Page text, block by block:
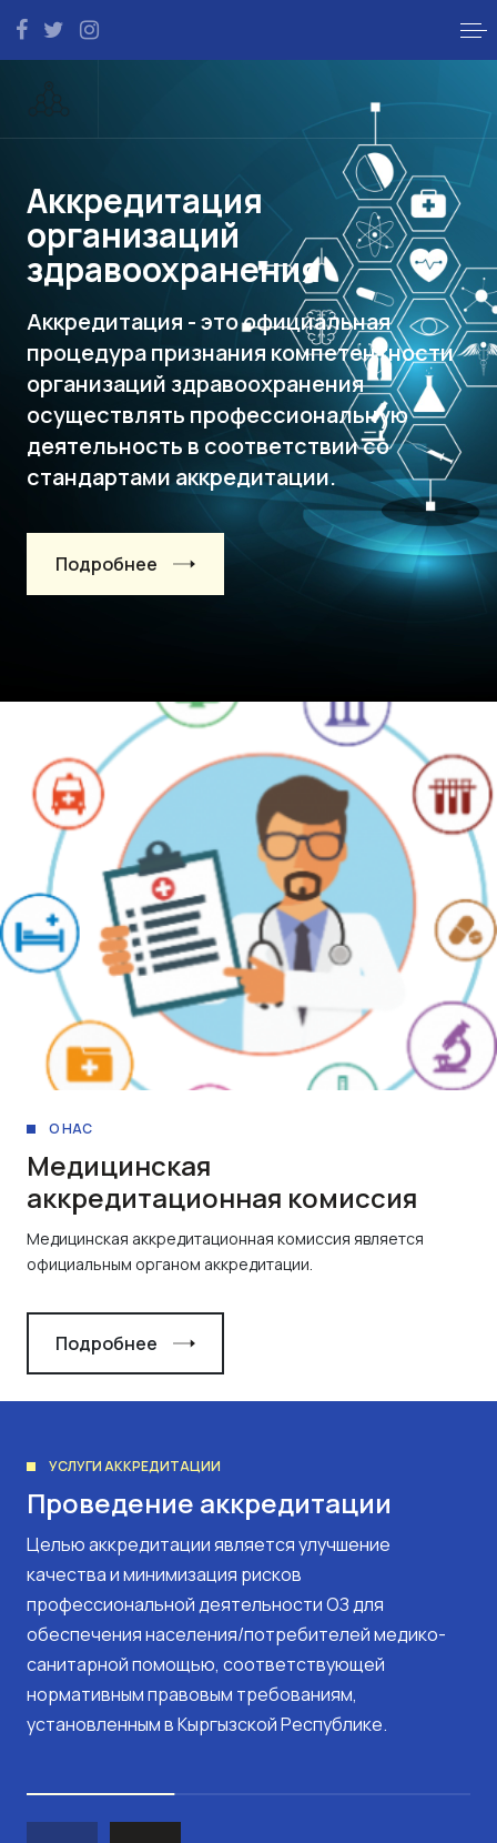
Аккредитация
организаций
здравоохранения
Аккредитация - это официальная
процедура признания компетентности
организаций здравоохранения
осуществлять профессиональную
деятельность в соответствии со
стандартами аккредитации.
Подробнее
О НАС
Медицинская
аккредитационная комиссия
Медицинская аккредитационная комиссия является
официальным органом аккредитации.
Подробнее
УСЛУГИ АККРЕДИТАЦИИ
Проведение аккредитации
Целью аккредитации является улучшение
качества и минимизация рисков
профессиональной деятельности ОЗ для
обеспечения населения/потребителей медико-
санитарной помощью, соответствующей
нормативным правовым требованиям,
установленным в Кыргызской Республике.